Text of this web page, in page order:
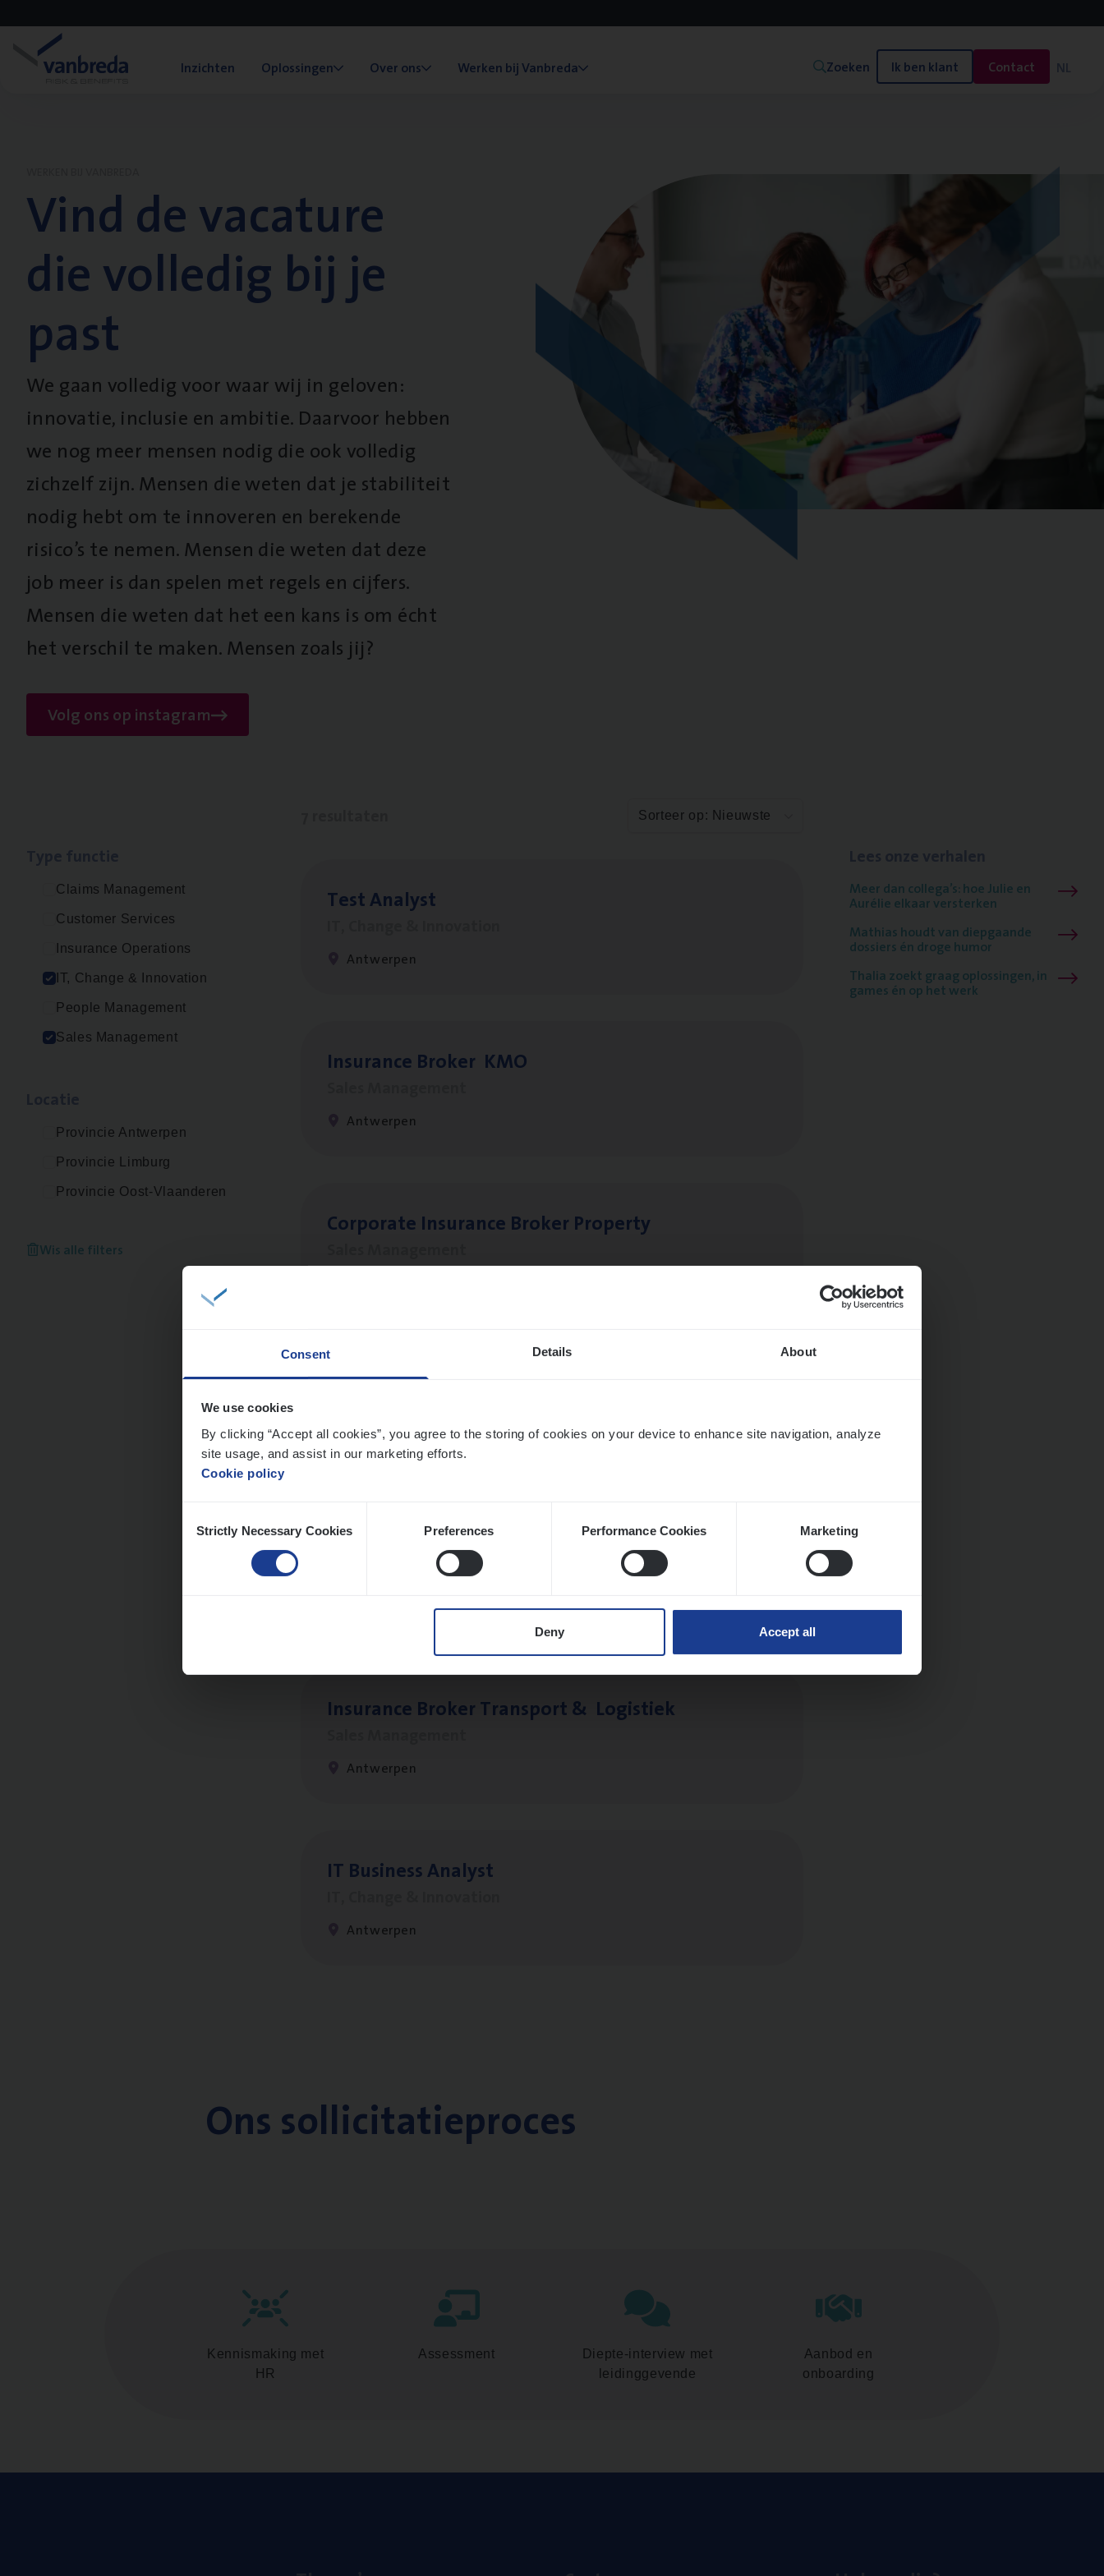
Consent Details About
We use cookies
By clicking “Accept all cookies”, you agree to the storing of cookies on your device to enhance site navigation, analyze
site usage, and assist in our marketing efforts.
Cookie policy
Selection
Strictly Necessary Cookies Preferences Performance Cookies Marketing
Deny Accept all
Inzichten Oplossingen Over ons Werken bij Vanbreda Zoeken Ik ben klant Contact NL
Vind de vacature
die volledig bij je
past
We gaan volledig voor waar wij in geloven:
innovatie, inclusie en ambitie. Daarvoor hebben
we nog meer mensen nodig die ook volledig
zichzelf zijn. Mensen die weten dat je stabiliteit
nodig hebt om te innoveren en berekende
risico’s te nemen. Mensen die weten dat deze
job meer is dan spelen met regels en cijfers.
Mensen die weten dat het een kans is om écht
het verschil te maken. Mensen zoals jij?
Volg ons op instagram
Claims Management
Customer Services
Insurance Operations
IT, Change & Innovation
People Management
Sales Management
Provincie Antwerpen
Provincie Limburg
Provincie Oost-Vlaanderen
Wis alle filters
Sorteer op: Nieuwste
Test Ana­lyst
Antwerpen
Insu­ran­ce Bro­ker KMO
Antwerpen
Cor­po­ra­te Insu­ran­ce Bro­ker Property
Busi­ness Mana­ger Mari­ne Cargo
Antwerpen
(Agi­le) Pro­ject Manager
IT, Change & Innovation
Insu­ran­ce Bro­ker Trans­port& Logistiek
Antwerpen
IT Busi­ness Analyst
Antwerpen
Meer dan collega’s: hoe Julie en
Aurélie elkaar versterken
Mathias houdt van diepgaande
dossiers én droge humor
Thalia zoekt graag oplossingen, in
games én op het werk
Ons sollicitatieproces
Kennismaking met
HR
Assessment
Diepte-interview met
leidinggevende
Aanbod en
onboarding